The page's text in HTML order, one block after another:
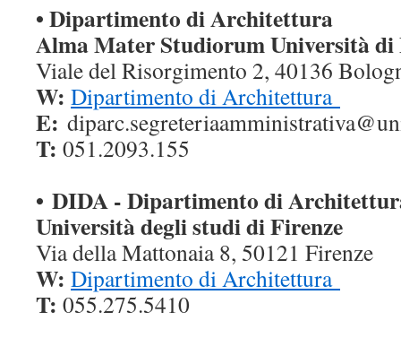
• Dipartimento di Architettura
Alma Mater Studiorum Università
Viale del Risorgimento 2, 40136
W: Dipartimento di Architettura
E:
T: 051.2093.155
• DIDA - Dipartimento di
Università degli studi di Firenze
Via della Mattonaia 8, 50121 Firenze
W: Dipartimento di Architettura
T: 055.275.5410